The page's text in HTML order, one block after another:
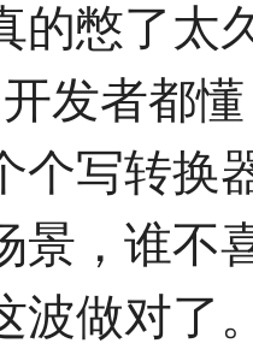
的憋了太
发者都
个写转换
景，谁不
波做对了